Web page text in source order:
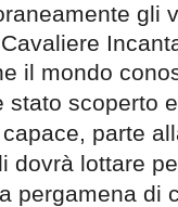
gli
il mondo
stato scoperto
parte
dovrà lottare
pergamena di